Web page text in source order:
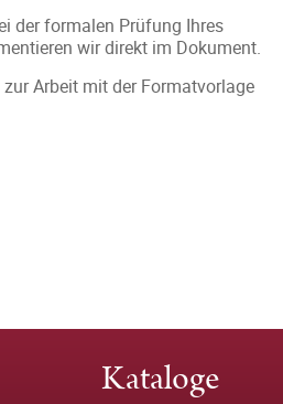
der formalen Prüfung Ihres
wir direkt im Dokument.
Arbeit mit der Formatvorlage
Kataloge